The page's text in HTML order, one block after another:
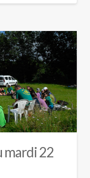
mardi 22